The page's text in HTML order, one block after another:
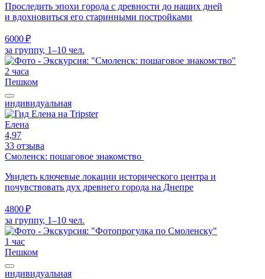
Проследить эпохи города с древности до наших дней
и вдохновиться его старинными постройками
6000 ₽
за группу, 1–10 чел.
2 часа
Пешком
индивидуальная
Елена
4,97
33 отзыва
Смоленск: пошаговое знакомство
Увидеть ключевые локации исторического центра и
почувствовать дух древнего города на Днепре
4800 ₽
за группу, 1–10 чел.
1 час
Пешком
индивидуальная